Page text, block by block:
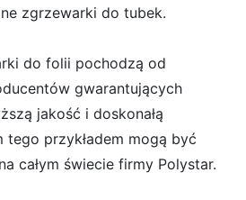
zgrzewarki do tubek.
do folii pochodzą od
gwarantujących
jakość i doskonałą
tego przykładem mogą być
całym świecie firmy Polystar.